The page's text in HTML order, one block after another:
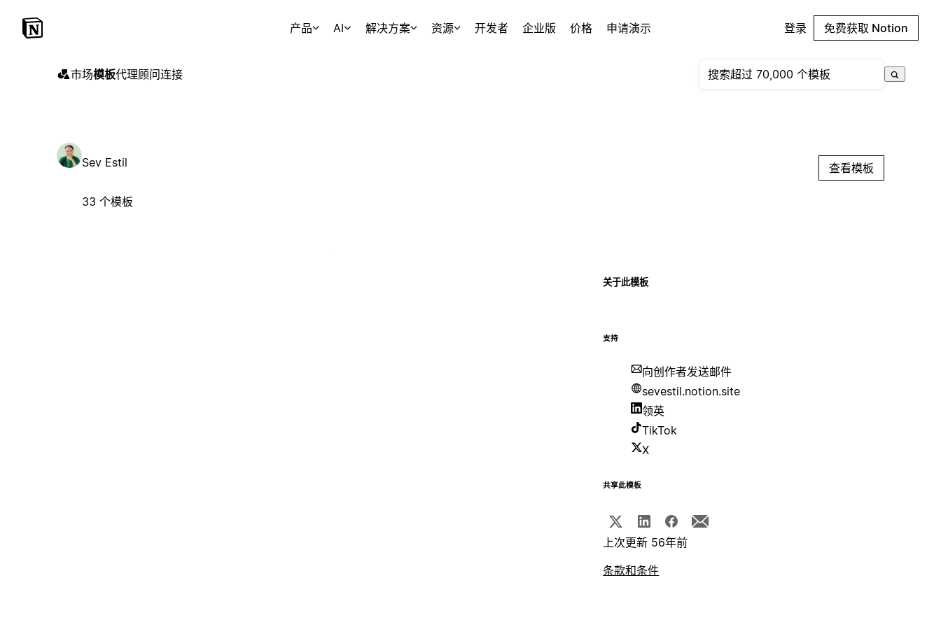
产品 AI 解决方案 资源 开发者 企业版 价格 申请演示 登录 免费获取 Notion
市场模板代理顾问连接
Sev Estil
33 个模板
查看模板
关于此模板
支持
向创作者发送邮件
sevestil.notion.site
领英
TikTok
X
共享此模板
上次更新 56年前
条款和条件